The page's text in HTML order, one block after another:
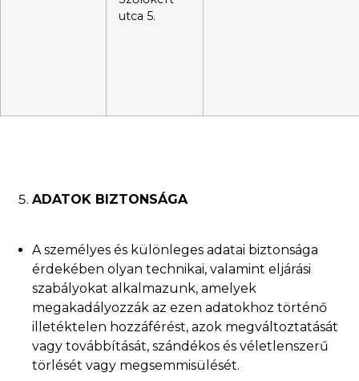
utca 5.
ADATOK BIZTONSÁGA
A személyes és különleges adatai biztonsága
érdekében olyan technikai, valamint eljárási
szabályokat alkalmazunk, amelyek
megakadályozzák az ezen adatokhoz történő
illetéktelen hozzáférést, azok megváltoztatását
vagy továbbítását, szándékos és véletlenszerű
törlését vagy megsemmisülését.